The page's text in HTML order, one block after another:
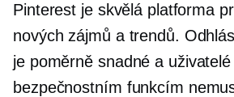
Pinterest je skvělá platforma
nových zájmů a trendů.
je poměrně snadné a
bezpečnostním funkcím